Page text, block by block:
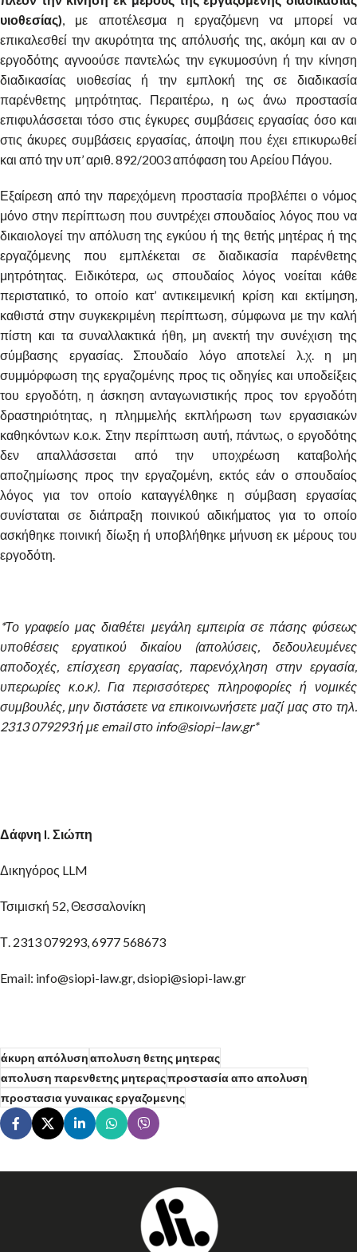
υιοθεσίας), με αποτέλεσμα η εργαζόμενη να μπορεί να
επικαλεσθεί την ακυρότητα της απόλυσής της, ακόμη και αν ο
εργοδότης αγνοούσε παντελώς την εγκυμοσύνη ή την κίνηση
διαδικασίας υιοθεσίας ή την εμπλοκή της σε διαδικασία
παρένθετης μητρότητας. Περαιτέρω, η ως άνω προστασία
επιφυλάσσεται τόσο στις έγκυρες συμβάσεις εργασίας όσο και
στις άκυρες συμβάσεις εργασίας, άποψη που έχει επικυρωθεί
και από την υπ’ αριθ. 892/2003 απόφαση του Αρείου Πάγου.
Εξαίρεση από την παρεχόμενη προστασία προβλέπει ο νόμος
μόνο στην περίπτωση που συντρέχει σπουδαίος λόγος που να
δικαιολογεί την απόλυση της εγκύου ή της θετής μητέρας ή της
εργαζόμενης που εμπλέκεται σε διαδικασία παρένθετης
μητρότητας. Ειδικότερα, ως σπουδαίος λόγος νοείται κάθε
περιστατικό, το οποίο κατ’ αντικειμενική κρίση και εκτίμηση,
καθιστά στην συγκεκριμένη περίπτωση, σύμφωνα με την καλή
πίστη και τα συναλλακτικά ήθη, μη ανεκτή την συνέχιση της
σύμβασης εργασίας. Σπουδαίο λόγο αποτελεί λ.χ. η μη
συμμόρφωση της εργαζομένης προς τις οδηγίες και υποδείξεις
του εργοδότη, η άσκηση ανταγωνιστικής προς τον εργοδότη
δραστηριότητας, η πλημμελής εκπλήρωση των εργασιακών
καθηκόντων κ.ο.κ. Στην περίπτωση αυτή, πάντως, ο εργοδότης
δεν απαλλάσσεται από την υποχρέωση καταβολής
αποζημίωσης προς την εργαζομένη, εκτός εάν ο σπουδαίος
λόγος για τον οποίο καταγγέλθηκε η σύμβαση εργασίας
συνίσταται σε διάπραξη ποινικού αδικήματος για το οποίο
ασκήθηκε ποινική δίωξη ή υποβλήθηκε μήνυση εκ μέρους του
εργοδότη.
*Το γραφείο μας διαθέτει μεγάλη εμπειρία σε πάσης φύσεως
υποθέσεις εργατικού δικαίου (απολύσεις, δεδουλευμένες
αποδοχές, επίσχεση εργασίας, παρενόχληση στην εργασία,
υπερωρίες κ.ο.κ). Για περισσότερες πληροφορίες ή νομικές
συμβουλές, μην διστάσετε να επικοινωνήσετε μαζί μας στο τηλ.
2313 079293 ή με emailστο info@siopi–law.gr*
Δάφνη I. Σιώπη
Δικηγόρος LLM
Τσιμισκή 52, Θεσσαλονίκη
Τ. 2313 079293, 6977 568673
Email: info@siopi-law.gr, dsiopi@siopi-law.gr
άκυρη απόλυσηαπολυση θετης μητερας
απολυση παρενθετης μητεραςπροστασία απο απολυση
προστασια γυναικας εργαζομενης